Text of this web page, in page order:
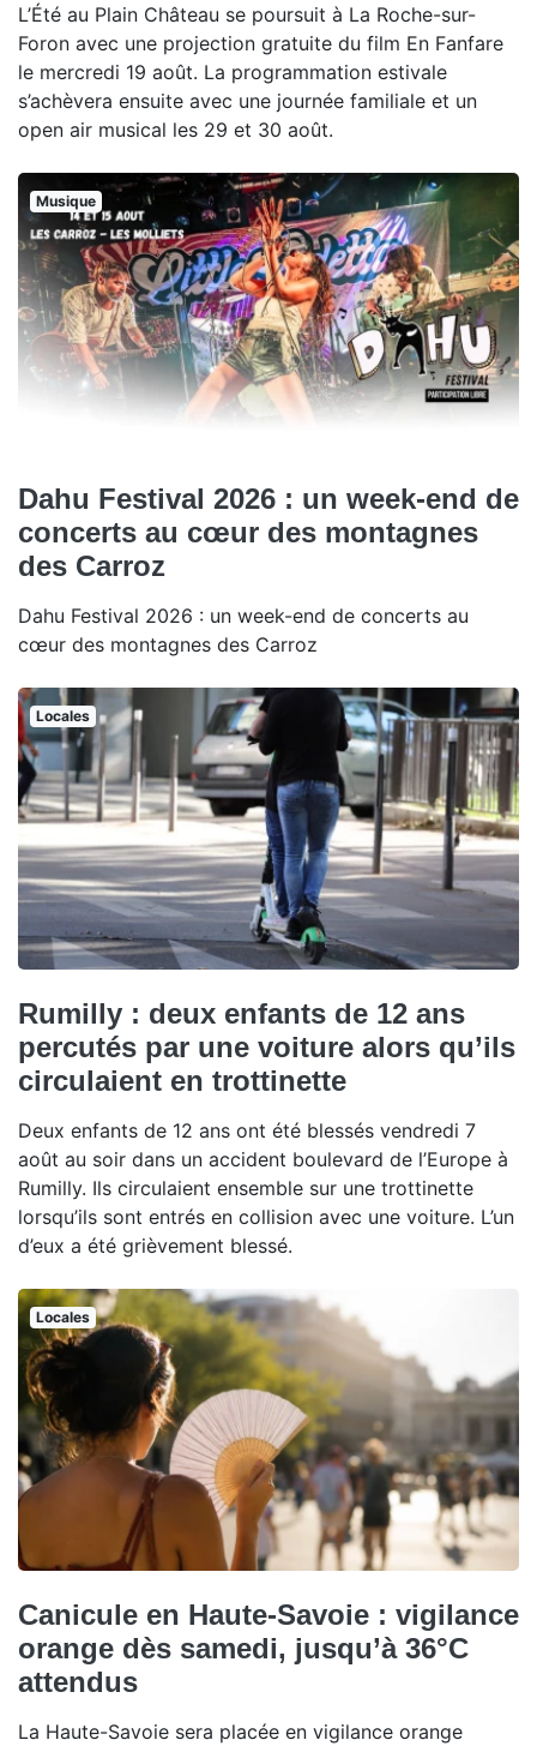
L’Été au Plain Château se poursuit à La Roche-sur-
Foron avec une projection gratuite du film En Fanfare
le mercredi 19 août. La programmation estivale
s’achèvera ensuite avec une journée familiale et un
open air musical les 29 et 30 août.
Musique
Dahu Festival 2026 : un week-end de
concerts au cœur des montagnes
des Carroz
Dahu Festival 2026 : un week-end de concerts au
cœur des montagnes des Carroz
Locales
Rumilly : deux enfants de 12 ans
percutés par une voiture alors qu’ils
circulaient en trottinette
Deux enfants de 12 ans ont été blessés vendredi 7
août au soir dans un accident boulevard de l’Europe à
Rumilly. Ils circulaient ensemble sur une trottinette
lorsqu’ils sont entrés en collision avec une voiture. L’un
d’eux a été grièvement blessé.
Locales
Canicule en Haute-Savoie : vigilance
orange dès samedi, jusqu’à 36°C
attendus
La Haute-Savoie sera placée en vigilance orange